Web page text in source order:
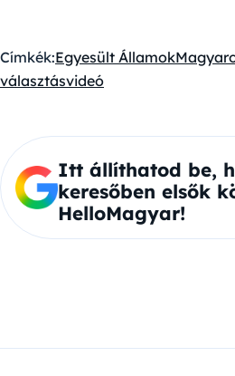
Címkék:Egyesült Államok
választásvideó
Itt állíthatod be,
keresőben elsők
HelloMagyar!